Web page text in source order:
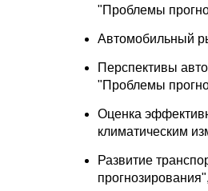
"Проблемы
Автомобильный
Перспективы
"Проблемы
Оценка
климатическим
Развитие